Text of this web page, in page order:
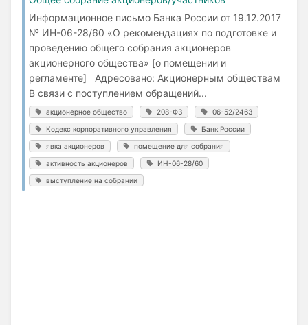
Информационное письмо Банка России от 19.12.2017
№ ИН-06-28/60 «О рекомендациях по подготовке и
проведению общего собрания акционеров
акционерного общества» [о помещении и
регламенте] Адресовано: Акционерным обществам
В связи с поступлением обращений...
акционерное общество 208-ФЗ 06-52/2463
Кодекс корпоративного управления Банк России
явка акционеров помещение для собрания
активность акционеров ИН-06-28/60
выступление на собрании